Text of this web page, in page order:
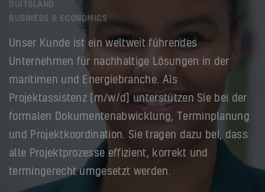
DUITSLAND
BUSINESS & ECONOMICS
Unser Kunde ist ein weltweit führendes
Unternehmen für nachhaltige Lösungen in der
maritimen und Energiebranche. Als
Projektassistenz (m/w/d) unterstützen Sie bei der
formalen Dokumentenabwicklung, Terminplanung
und Projektkoordination. Sie tragen dazu bei, dass
alle Projektprozesse effizient, korrekt und
termingerecht umgesetzt werden.